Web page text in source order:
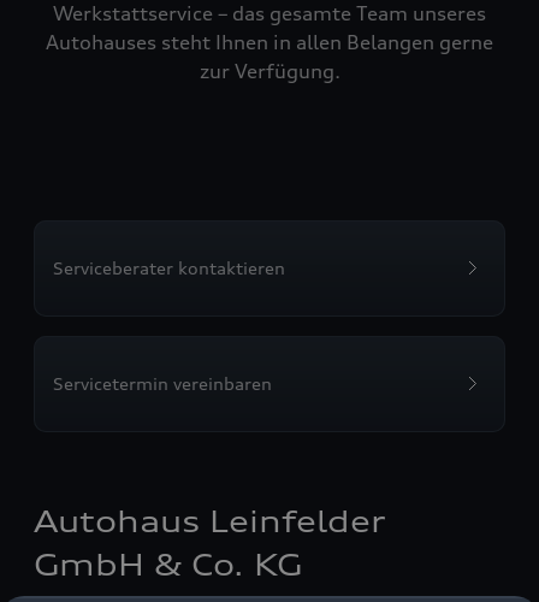
Werkstattservice – das gesamte Team unseres
Autohauses steht Ihnen in allen Belangen gerne
zur Verfügung.
Serviceberater kontaktieren
Servicetermin vereinbaren
Autohaus Leinfelder
GmbH & Co. KG